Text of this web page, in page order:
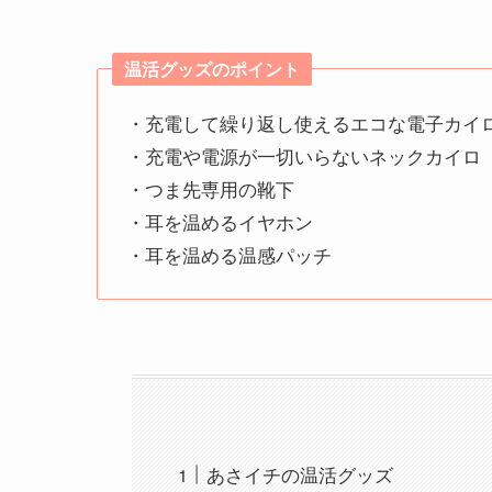
温活グッズのポイント
・充電して繰り返し使えるエコな電子カイ
・充電や電源が一切いらないネックカイロ
・つま先専用の靴下
・耳を温めるイヤホン
・耳を温める温感パッチ
あさイチの温活グッズ